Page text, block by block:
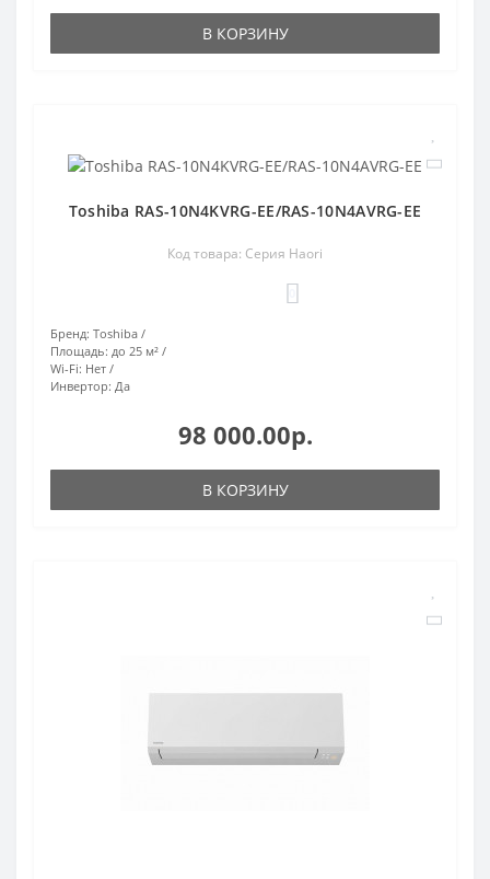
В КОРЗИНУ
Toshiba RAS-10N4KVRG-EE/RAS-10N4AVRG-EE
Код товара: Серия Haori
Бренд: Toshiba
Площадь: до 25 м²
Wi-Fi: Нет
Инвертор: Да
98 000.00р.
В КОРЗИНУ